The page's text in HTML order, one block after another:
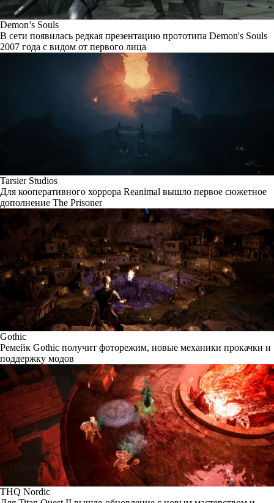
Demon’s Souls
В сети появилась редкая презентацию прототипа Demon's Souls
2007 года с видом от первого лица
Tarsier Studios
Для кооперативного хоррора Reanimal вышло первое сюжетное
дополнение The Prisoner
Gothic
Ремейк Gothic получит фоторежим, новые механики прокачки и
поддержку модов
THQ Nordic